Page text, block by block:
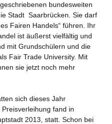
bundesweiten
Stadt Saarbrücken. Sie darf
Fairen Handels“ führen. Ihr
ist äußerst vielfältig und
mit Grundschülern und die
Fair Trade University. Mit
sie jetzt noch mehr
sich dieses Jahr
fand in
2013, statt. Schon bei